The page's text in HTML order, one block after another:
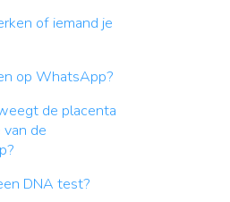
of iemand je
op WhatsApp?
de placenta
de
DNA test?